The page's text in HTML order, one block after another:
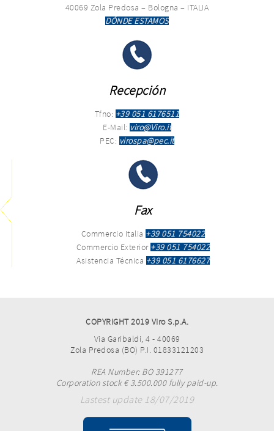
40069 Zola Predosa – Bologna – ITALIA
DÓNDE ESTAMOS
Recepción
Tfno: +39 051 6176511
E-Mail: viro@Viro.it
PEC: virospa@pec.it
Fax
Commercio Italia +39 051 754022
Commercio Exterior +39 051 754022
Asistencia Técnica +39 051 6176627
COPYRIGHT 2019 Viro S.p.A.
Via Garibaldi, 4 - 40069
Zola Predosa (BO) P.I. 01833121203
REA Number: BO 391277
Corporation stock € 3.500.000 fully paid-up.
Lastest update 18/07/2019